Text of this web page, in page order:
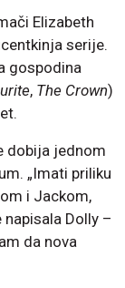
Elizabeth
serije.
gospodina
, The Crown)
dobija jednom
„Imati priliku
i Jackom,
Dolly –
da nova